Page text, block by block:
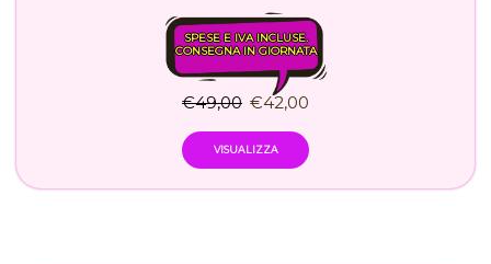
SPESE E IVA INCLUSE.
CONSEGNA IN GIORNATA
€49,00 €42,00
VISUALIZZA